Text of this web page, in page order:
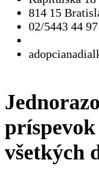
814 15
02/5443 44 97
všetkých